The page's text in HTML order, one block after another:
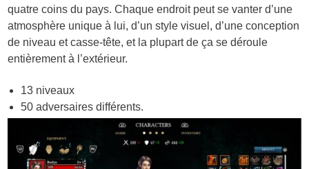
quatre coins du pays. Chaque endroit peut se vanter d’une
atmosphère unique à lui, d’un style visuel, d’une conception
de niveau et casse-tête, et la plupart de ça se déroule
entièrement à l’extérieur.
13 niveaux
50 adversaires différents.